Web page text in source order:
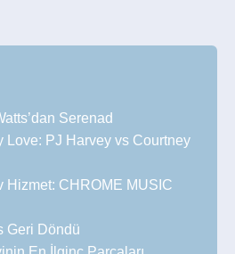
Serenad
Love: PJ Harvey vs Courtney
Hizmet: CHROME MUSIC
Geri Döndü